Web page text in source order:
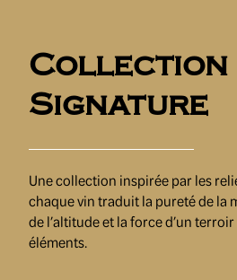
Collection
Signature
Une collection inspirée par les
chaque vin traduit la pureté de la
de l’altitude et la force d’un
éléments.